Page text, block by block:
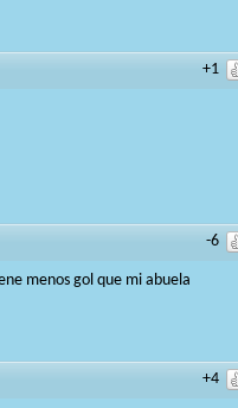
+1
-6
menos gol que mi abuela
+4